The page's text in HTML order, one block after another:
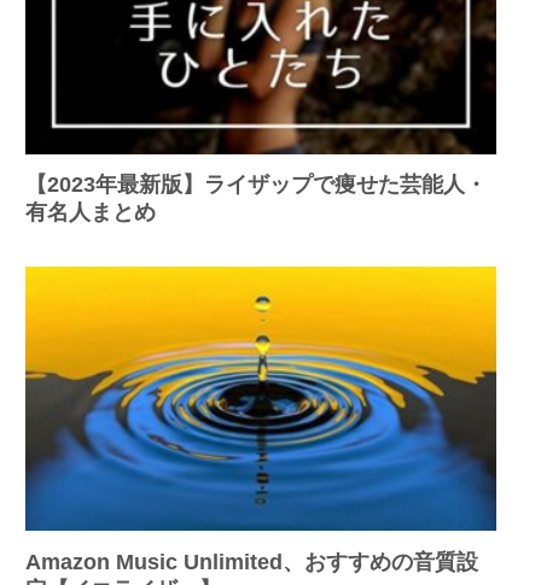
【2023年最新版】ライザップで痩せた芸能人・
有名人まとめ
Amazon Music Unlimited、おすすめの音質設